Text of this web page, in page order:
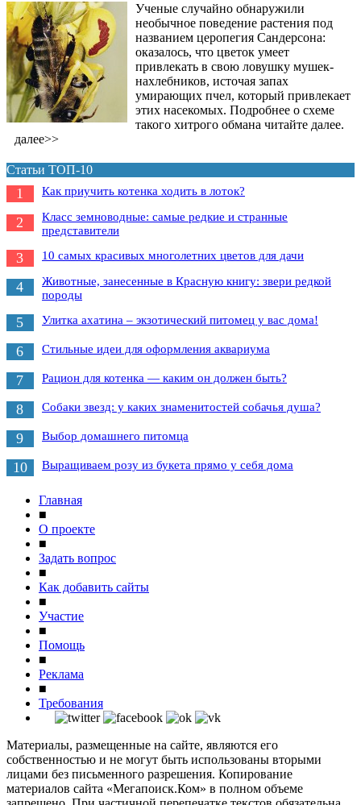
Ученые случайно обнаружили
необычное поведение растения под
названием церопегия Сандерсона:
оказалось, что цветок умеет
привлекать в свою ловушку мушек-
нахлебников, источая запах
умирающих пчел, который привлекает
этих насекомых. Подробнее о схеме
такого хитрого обмана читайте далее.
далее>>
Статьи ТОП-10
1 Как приучить котенка ходить в лоток?
2
Класс земноводные: самые редкие и странные
представители
3 10 самых красивых многолетних цветов для дачи
4
Животные, занесенные в Красную книгу: звери редкой
породы
5 Улитка ахатина – экзотический питомец у вас дома!
6 Стильные идеи для оформления аквариума
7 Рацион для котенка — каким он должен быть?
8 Собаки звезд: у каких знаменитостей собачья душа?
9 Выбор домашнего питомца
10 Выращиваем розу из букета прямо у себя дома
Главная
■
О проекте
■
Задать вопрос
■
Как добавить сайты
■
Участие
■
Помощь
■
Реклама
■
Требования
Материалы, размещенные на сайте, являются его
собственностью и не могут быть использованы вторыми
лицами без письменного разрешения. Копирование
материалов сайта «Мегапоиск.Ком» в полном объеме